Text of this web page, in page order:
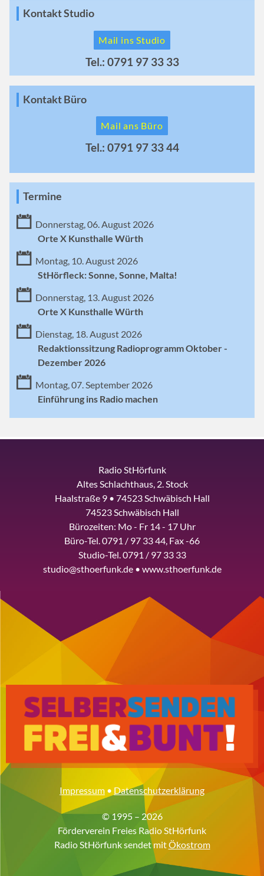
Kontakt Studio
Mail ins Studio
Tel.: 0791 97 33 33
Kontakt Büro
Mail ans Büro
Tel.: 0791 97 33 44
Termine
Donnerstag, 06. August 2026
Orte X Kunsthalle Würth
Montag, 10. August 2026
StHörfleck: Sonne, Sonne, Malta!
Donnerstag, 13. August 2026
Orte X Kunsthalle Würth
Dienstag, 18. August 2026
Redaktionssitzung Radioprogramm Oktober -
Dezember 2026
Montag, 07. September 2026
Einführung ins Radio machen
Radio StHörfunk
Altes Schlachthaus, 2. Stock
Haalstraße 9 • 74523 Schwäbisch Hall
74523 Schwäbisch Hall
Bürozeiten: Mo - Fr 14 - 17 Uhr
Büro-Tel. 0791 / 97 33 44, Fax -66
Studio-Tel. 0791 / 97 33 33
studio@sthoerfunk.de • www.sthoerfunk.de
Impressum • Datenschutzerklärung
© 1995 – 2026
Förderverein Freies Radio StHörfunk
Radio StHörfunk sendet mitÖkostrom